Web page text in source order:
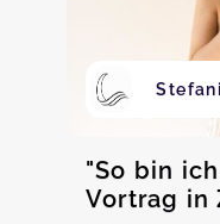
"So bin
Vortrag in